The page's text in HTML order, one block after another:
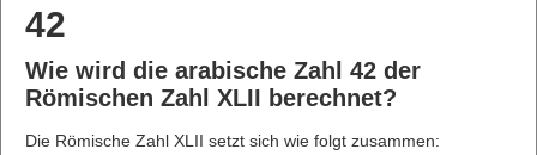
42
Wie wird die arabische Zahl 42 der
Römischen Zahl XLII berechnet?
Die Römische Zahl XLII setzt sich wie folgt zusammen: